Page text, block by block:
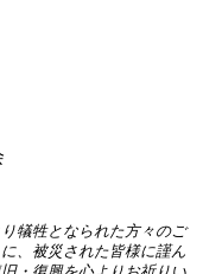
犠牲となられた方々のご
、被災された皆様に謹ん